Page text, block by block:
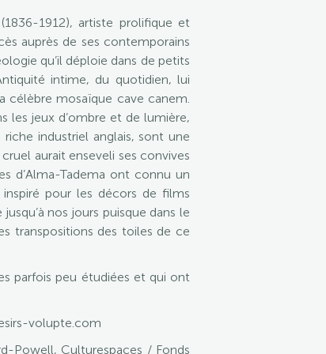
1912), artiste prolifique et
auprès de ses contemporains
qu’il déploie dans de petits
intime, du quotidien, lui
célèbre mosaïque cave canem.
les jeux d’ombre et de lumière,
industriel anglais, sont une
aurait enseveli ses convives
d’Alma-Tadema ont connu un
pour les décors de films
nos jours puisque dans le
transpositions des toiles de ce
parfois peu étudiées et qui ont
volupte.com
Powell, Culturespaces / Fonds